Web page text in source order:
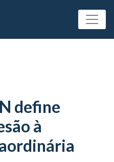
define
à